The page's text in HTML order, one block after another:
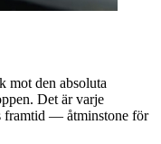
mot den absoluta
Det är varje
framtid — åtminstone för